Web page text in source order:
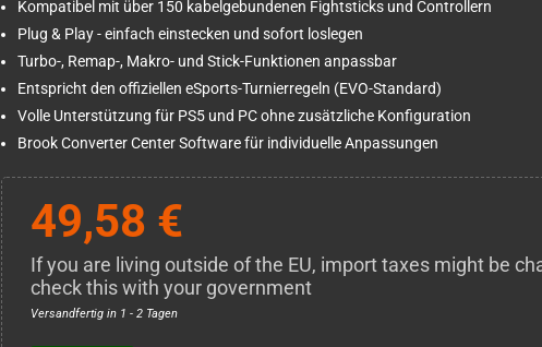
Kompatibel mit über 150 kabelgebundenen Fightsticks und Controllern
Plug & Play - einfach einstecken und sofort loslegen
Turbo-, Remap-, Makro- und Stick-Funktionen anpassbar
Entspricht den offiziellen eSports-Turnierregeln (EVO-Standard)
Volle Unterstützung für PS5 und PC ohne zusätzliche Konfiguration
Brook Converter Center Software für individuelle Anpassungen
49,58 €
If you are living outside of the EU, import taxes might be
check this with your government
Versandfertig in 1 - 2 Tagen